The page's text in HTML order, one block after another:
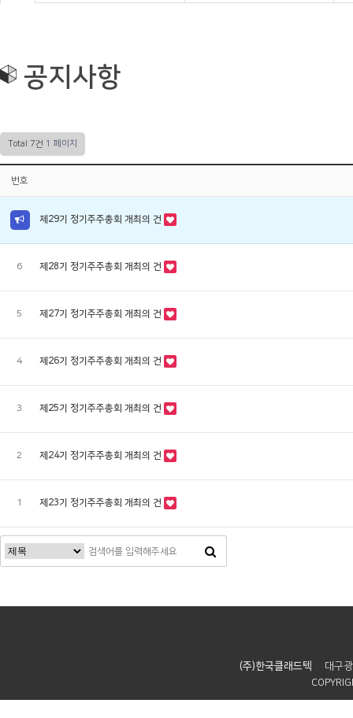
제품소개
공지사항
Total 7건 1 페이지
번호
제29기 정기주주총회 개최의 건
6 제28기 정기주주총회 개최의 건
5 제27기 정기주주총회 개최의 건
4 제26기 정기주주총회 개최의 건
3 제25기 정기주주총회 개최의 건
2 제24기 정기주주총회 개최의 건
1 제23기 정기주주총회 개최의 건
(주)한국클래드텍
대구